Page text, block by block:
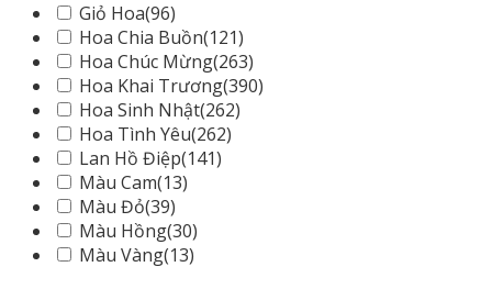
Giỏ Hoa(96)
Hoa Chia Buồn(121)
Hoa Chúc Mừng(263)
Hoa Khai Trương(390)
Hoa Sinh Nhật(262)
Hoa Tình Yêu(262)
Lan Hồ Điệp(141)
Màu Cam(13)
Màu Đỏ(39)
Màu Hồng(30)
Màu Vàng(13)